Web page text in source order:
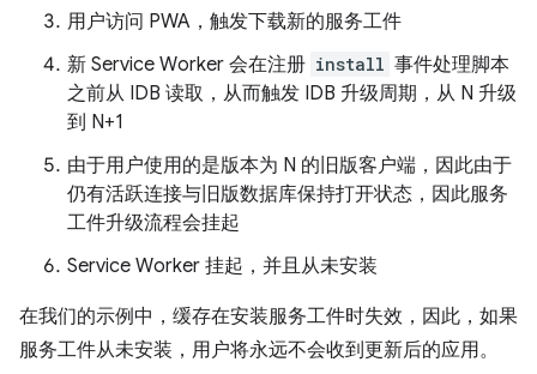
用户访问 PWA，触发下载新的服务工件
新 Service Worker 会在注册 install 事件处理脚本
之前从 IDB 读取，从而触发 IDB 升级周期，从 N 升级
到 N+1
由于用户使用的是版本为 N 的旧版客户端，因此由于
仍有活跃连接与旧版数据库保持打开状态，因此服务
工件升级流程会挂起
Service Worker 挂起，并且从未安装
在我们的示例中，缓存在安装服务工件时失效，因此，如果
服务工件从未安装，用户将永远不会收到更新后的应用。